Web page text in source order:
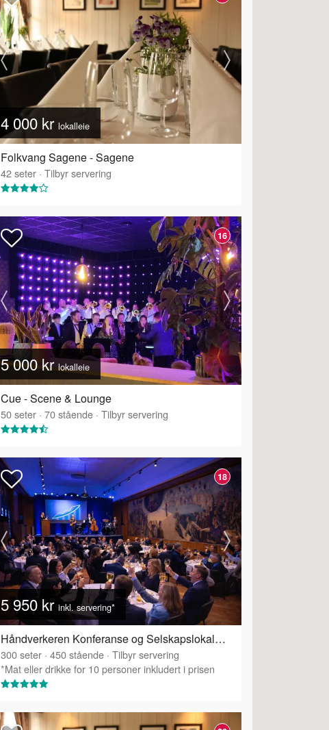
4 000 kr lokalleie
Folkvang Sagene - Sagene
42seter · Tilbyr servering
16
5 000 krlokalleie
Cue - Scene & Lounge
50seter · 70stående · Tilbyr servering
18
5 950 kr inkl. servering*
Håndverkeren Konferanse og Selskapslokaler - Festsalen
300seter · 450stående · Tilbyr servering
*Mat eller drikke for 10 personer inkludert i prisen